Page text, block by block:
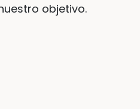
objetivo.